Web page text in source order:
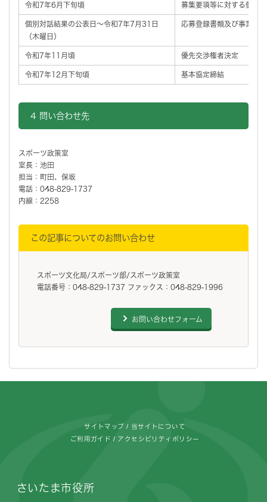
令和7年6月下旬頃 募集要項等に対する個別
個別対話結果の公表日～令和7年7月31日
（木曜日）
応募登録書類及び事業提
令和7年11月頃 優先交渉権者決定
令和7年12月下旬頃 基本協定締結
4 問い合わせ先
スポーツ政策室
室長：池田
担当：町田、保坂
電話：048-829-1737
内線：2258
この記事についてのお問い合わせ
スポーツ文化局/スポーツ部/スポーツ政策室
電話番号：048-829-1737 ファックス：048-829-1996
お問い合わせフォーム
サイトマップ 当サイトについて
ご利用ガイド アクセシビリティポリシー
さいたま市役所